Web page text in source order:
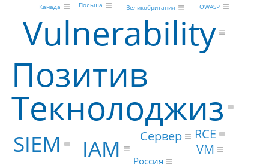
Позитив
Текнолоджиз
Vulnerability
SIEM IAM
Сервер
VM
RCE
Россия
OWASP
Великобритания
Польша
Канада